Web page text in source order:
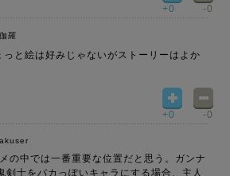
+0 -0
伽羅
と絵は好みじゃないがストーリーはよか
+0 -0
akuser
の中では一番重要な位置だと思う。ガンナ
剣士をバカっぽいキャラにする場合、主人